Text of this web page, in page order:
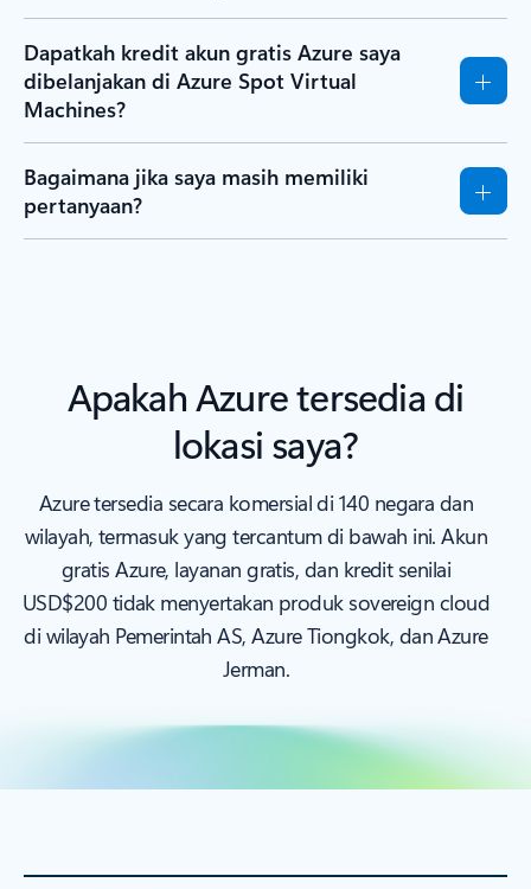
Dapatkah kredit akun gratis Azure saya
dibelanjakan di Azure Spot Virtual
Machines?
Bagaimana jika saya masih memiliki
pertanyaan?
Apakah Azure tersedia di
lokasi saya?
Azure tersedia secara komersial di 140 negara dan
wilayah, termasuk yang tercantum di bawah ini. Akun
gratis Azure, layanan gratis, dan kredit senilai
USD$200 tidak menyertakan produk sovereign cloud
di wilayah Pemerintah AS, Azure Tiongkok, dan Azure
Jerman.